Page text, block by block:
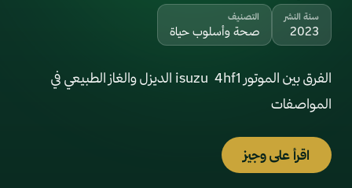
سنة النشر
2023
التصنيف
صحة وأسلوب حياة
الفرق بين الموتور isuzu 4hf1 الديزل والغاز الطبيعي في
المواصفات
اقرأ على وجيز